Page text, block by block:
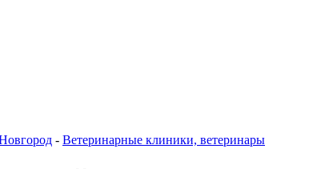
- Ветеринарные клиники, ветеринары